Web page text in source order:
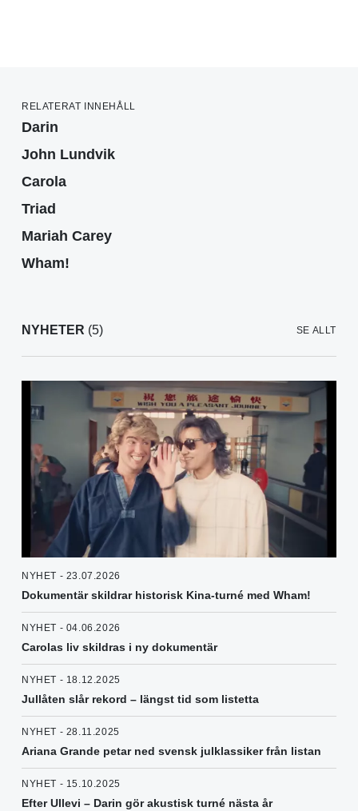
RELATERAT INNEHÅLL
Darin
John Lundvik
Carola
Triad
Mariah Carey
Wham!
NYHETER (5) SE ALLT
NYHET - 23.07.2026
Dokumentär skildrar historisk Kina-turné med Wham!
NYHET - 04.06.2026
Carolas liv skildras i ny dokumentär
NYHET - 18.12.2025
Jullåten slår rekord – längst tid som listetta
NYHET - 28.11.2025
Ariana Grande petar ned svensk julklassiker från listan
NYHET - 15.10.2025
Efter Ullevi – Darin gör akustisk turné nästa år